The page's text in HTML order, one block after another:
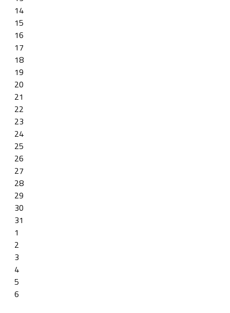
14
15
16
17
18
19
20
21
22
23
24
25
26
27
28
29
30
31
1
2
3
4
5
6